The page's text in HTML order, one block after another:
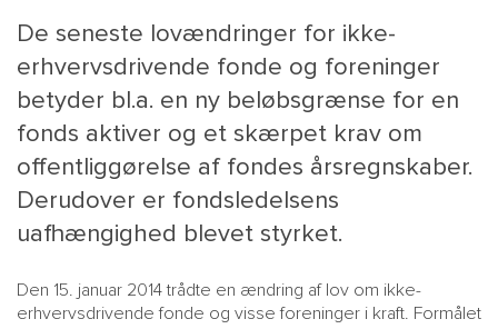
De seneste lovændringer for ikke-
erhvervsdrivende fonde og foreninger
betyder bl.a. en ny beløbsgrænse for en
fonds aktiver og et skærpet krav om
offentliggørelse af fondes årsregnskaber.
Derudover er fondsledelsens
uafhængighed blevet styrket.
Den 15. januar 2014 trådte en ændring af lov om ikke-
erhvervsdrivende fonde og visse foreninger i kraft. Formålet